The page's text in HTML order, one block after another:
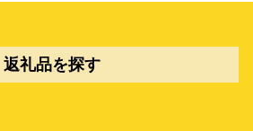
返礼品を探す